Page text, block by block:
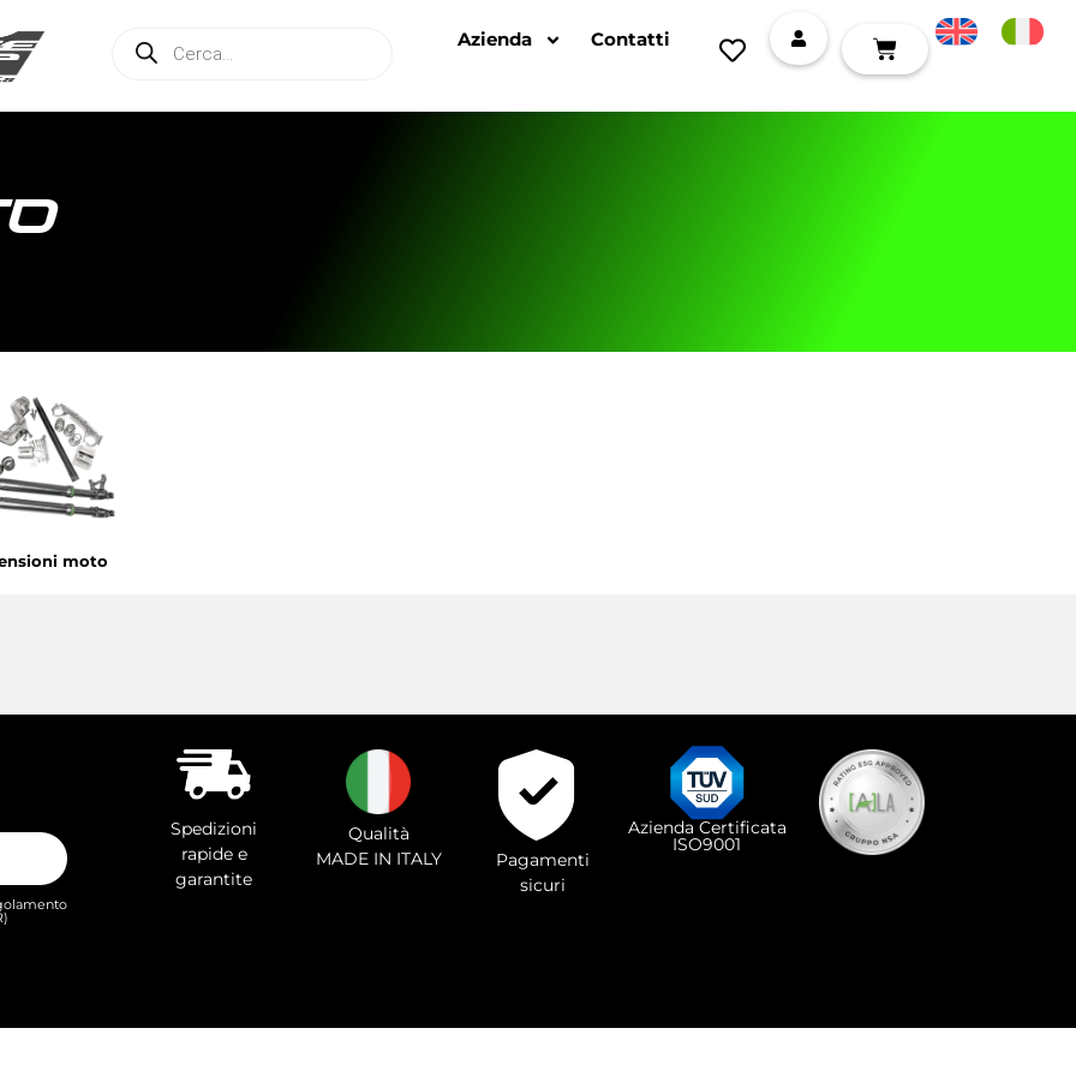
Azienda Contatti
moto
Spedizioni
rapide e
garantite
Qualità
MADE IN ITALY
Pagamenti
sicuri
Azienda Certificata
ISO9001